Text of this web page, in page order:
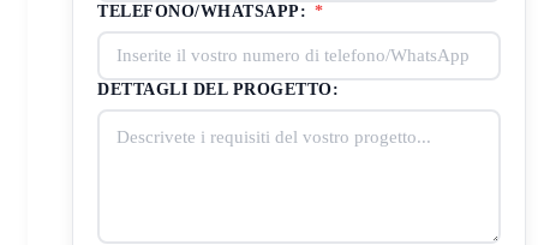
TELEFONO/WHATSAPP: *
DETTAGLI DEL PROGETTO: